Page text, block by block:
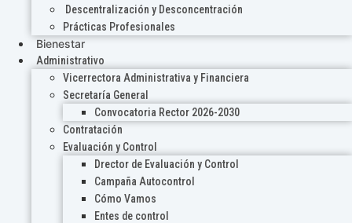
Descentralización y Desconcentración
Prácticas Profesionales
Bienestar
Administrativo
Vicerrectora Administrativa y Financiera
Secretaría General
Convocatoria Rector 2026-2030
Contratación
Evaluación y Control
Drector de Evaluación y Control
Campaña Autocontrol
Cómo Vamos
Entes de control